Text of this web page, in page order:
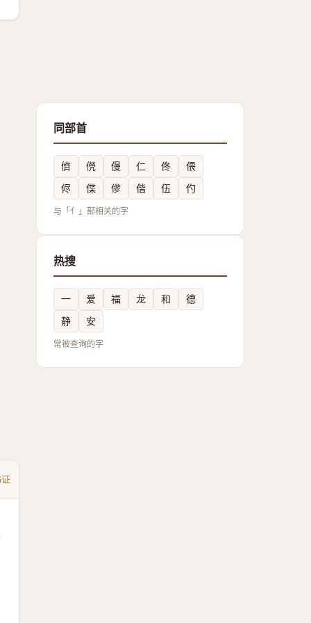
同部首
儕 㒌 僈 仁 佟
偎
侭
偞 傪 偕 伍 仢
与「亻」部相关的字
热搜
一 爱 福 龙 和
德
静
安
常被查询的字